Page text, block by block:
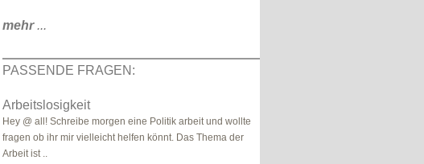
mehr...
PASSENDE FRAGEN:
Arbeitslosigkeit
Hey @ all! Schreibe morgen eine Politik arbeit und wollte
fragen ob ihr mir vielleicht helfen könnt. Das Thema der
Arbeit ist ..